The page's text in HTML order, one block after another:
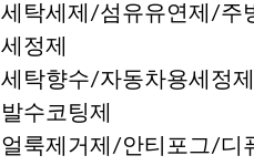
세탁세제/섬유유연제/주
세정제
세탁향수/자동차용세정
발수코팅제
얼룩제거제/안티포그/디